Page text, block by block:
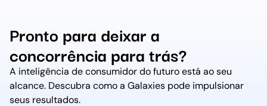
Pronto para deixar a
concorrência para trás?
A inteligência de consumidor do futuro está ao seu
alcance. Descubra como a Galaxies pode impulsionar
seus resultados.